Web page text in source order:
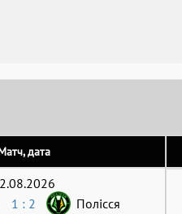
дата
1 : 2 Полісся